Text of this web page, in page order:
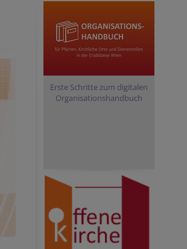
Erste Schritte zum digitalen
Organisationshandbuch